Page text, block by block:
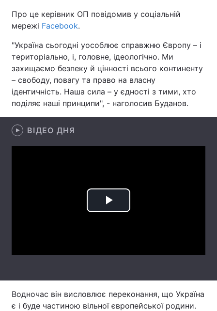
Спорт
Техно і зв'язок Лайт
Зброя Інциденти
Здоров'я Туризм
Екологія
Думки
Про це керівник ОП повідомив у соціальній
мережі Facebook.
"Україна сьогодні уособлює справжню Європу – і
територіально, і, головне, ідеологічно. Ми
захищаємо безпеку й цінності всього континенту
– свободу, повагу та право на власну
ідентичність. Наша сила – у єдності з тими, хто
поділяє наші принципи", - наголосив Буданов.
ВІДЕО ДНЯ
Play
Водночас він висловлює переконання, що Україна
є і буде частиною вільної європейської родини.